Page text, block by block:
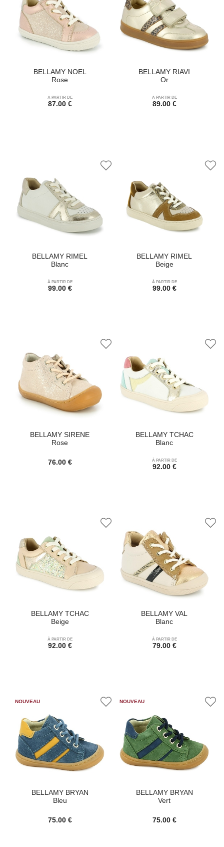
BELLAMY NOEL
Rose
À PARTIR DE
87.00 €
BELLAMY RIAVI
Or
À PARTIR DE
89.00 €
BELLAMY RIMEL
Blanc
À PARTIR DE
99.00 €
BELLAMY RIMEL
Beige
À PARTIR DE
99.00 €
BELLAMY SIRENE
Rose
76.00 €
BELLAMY TCHAC
Blanc
À PARTIR DE
92.00 €
BELLAMY TCHAC
Beige
À PARTIR DE
92.00 €
BELLAMY VAL
Blanc
À PARTIR DE
79.00 €
BELLAMY BRYAN
Bleu
75.00 €
BELLAMY BRYAN
Vert
75.00 €